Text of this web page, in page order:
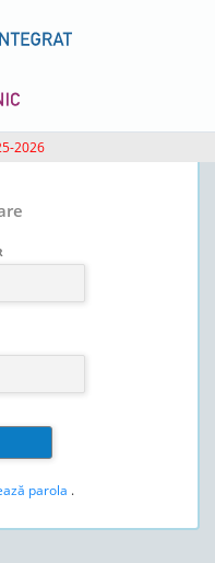
2026
parola .